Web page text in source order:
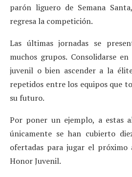
parón liguero de Semana
regresa la competición.
Las últimas jornadas se
muchos grupos. Consolidarse
juvenil o bien ascender a la
repetidos entre los equipos que
su futuro.
Por poner un ejemplo, a estas
únicamente se han cubierto
ofertadas para jugar el próximo
Honor Juvenil.